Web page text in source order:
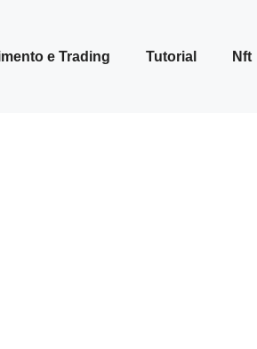
e Trading Tutorial Nft